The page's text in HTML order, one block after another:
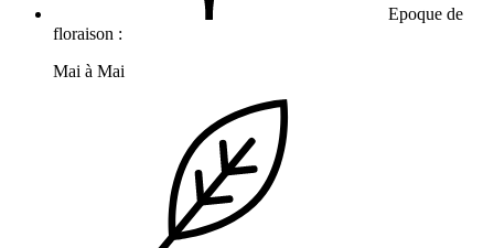
Epoque de
floraison :
Mai à Mai